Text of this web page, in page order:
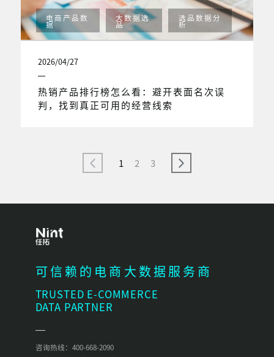
电商产品数
据
大数据选
品
选品数据分
析
2026/04/27
热销产品排行榜怎么看：避开表面名次误
判，找到真正可用的经营线索
1 2 3
可信赖的电商大数据服务商
TRUSTED E-COMMERCE
DATA PARTNER
咨询热线：400-668-2090